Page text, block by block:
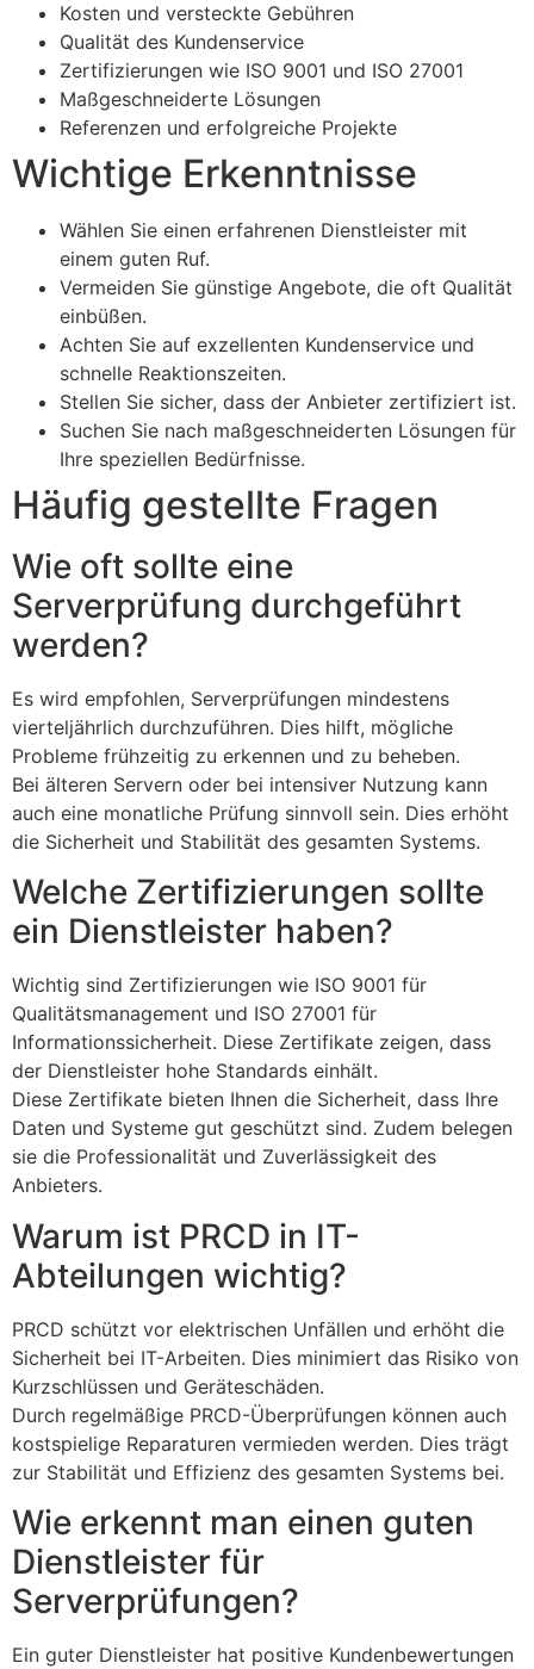
Kosten und versteckte Gebühren
Qualität des Kundenservice
Zertifizierungen wie ISO 9001 und ISO 27001
Maßgeschneiderte Lösungen
Referenzen und erfolgreiche Projekte
Wichtige Erkenntnisse
Wählen Sie einen erfahrenen Dienstleister mit
einem guten Ruf.
Vermeiden Sie günstige Angebote, die oft Qualität
einbüßen.
Achten Sie auf exzellenten Kundenservice und
schnelle Reaktionszeiten.
Stellen Sie sicher, dass der Anbieter zertifiziert ist.
Suchen Sie nach maßgeschneiderten Lösungen für
Ihre speziellen Bedürfnisse.
Häufig gestellte Fragen
Wie oft sollte eine
Serverprüfung durchgeführt
werden?
Es wird empfohlen, Serverprüfungen mindestens
vierteljährlich durchzuführen. Dies hilft, mögliche
Probleme frühzeitig zu erkennen und zu beheben.
Bei älteren Servern oder bei intensiver Nutzung kann
auch eine monatliche Prüfung sinnvoll sein. Dies erhöht
die Sicherheit und Stabilität des gesamten Systems.
Welche Zertifizierungen sollte
ein Dienstleister haben?
Wichtig sind Zertifizierungen wie ISO 9001 für
Qualitätsmanagement und ISO 27001 für
Informationssicherheit. Diese Zertifikate zeigen, dass
der Dienstleister hohe Standards einhält.
Diese Zertifikate bieten Ihnen die Sicherheit, dass Ihre
Daten und Systeme gut geschützt sind. Zudem belegen
sie die Professionalität und Zuverlässigkeit des
Anbieters.
Warum ist PRCD in IT-
Abteilungen wichtig?
PRCD schützt vor elektrischen Unfällen und erhöht die
Sicherheit bei IT-Arbeiten. Dies minimiert das Risiko von
Kurzschlüssen und Geräteschäden.
Durch regelmäßige PRCD-Überprüfungen können auch
kostspielige Reparaturen vermieden werden. Dies trägt
zur Stabilität und Effizienz des gesamten Systems bei.
Wie erkennt man einen guten
Dienstleister für
Serverprüfungen?
Ein guter Dienstleister hat positive Kundenbewertungen